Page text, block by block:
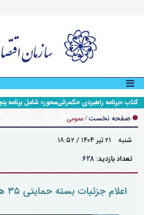
کتاب «برنامه راهبردی حکمرانی‌محور» شامل برنامه
افق ۱۴۱۰، رونمایی شد.صفحه نخست / عمومی
شنبه ۲۱ تير ۱۴۰۴ / ۱۸:۵۲
تعداد بازدید: ۶۲۸
اعلام جزئیات بسته حمایتی ۳۵ همتی بازار سهام در هفته جاری